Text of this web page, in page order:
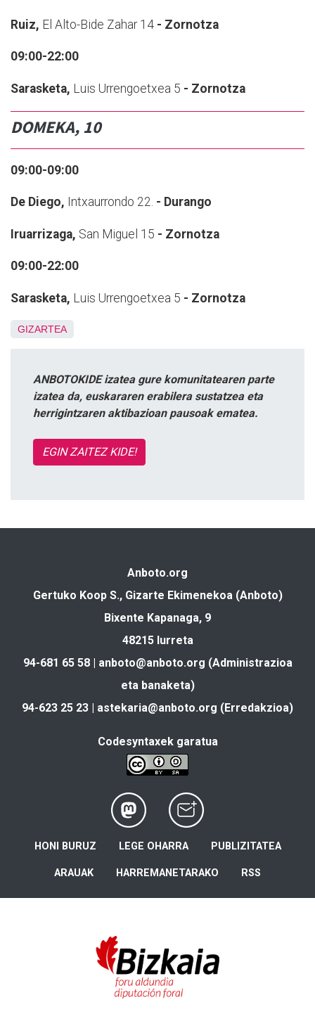
Ruiz, El Alto-Bide Zahar 14 - Zornotza
09:00-22:00
Sarasketa, Luis Urrengoetxea 5 - Zornotza
DOMEKA, 10
09:00-09:00
De Diego, Intxaurrondo 22. - Durango
Iruarrizaga, San Miguel 15 - Zornotza
09:00-22:00
Sarasketa, Luis Urrengoetxea 5 - Zornotza
GIZARTEA
ANBOTOKIDE izatea gure komunitatearen parte
izatea da, euskararen erabilera sustatzea eta
herrigintzaren aktibazioan pausoak ematea.
EGIN ZAITEZ KIDE!
Anboto.org
Gertuko Koop S., Gizarte Ekimenekoa (Anboto)
Bixente Kapanaga, 9
48215 Iurreta
94-681 65 58 | anboto@anboto.org (Administrazioa
eta banaketa)
94-623 25 23 | astekaria@anboto.org (Erredakzioa)
Codesyntaxek garatua
HONI BURUZ LEGE OHARRA PUBLIZITATEA
ARAUAK HARREMANETARAKO RSS